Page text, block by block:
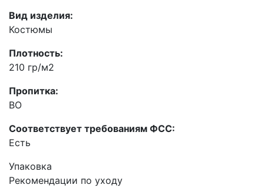
Вид изделия:
Костюмы
Плотность:
210 гр/м2
Пропитка:
ВО
Соответствует требованиям ФСС:
Есть
Упаковка
Рекомендации по уходу